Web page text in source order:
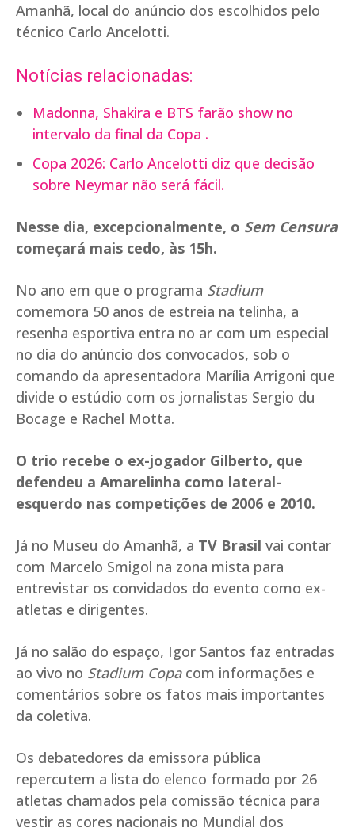
Amanhã, local do anúncio dos escolhidos pelo
técnico Carlo Ancelotti.
Notícias relacionadas:
Madonna, Shakira e BTS farão show no
intervalo da final da Copa .
Copa 2026: Carlo Ancelotti diz que decisão
sobre Neymar não será fácil.
Nesse dia, excepcionalmente, o Sem Censura
começará mais cedo, às 15h.
No ano em que o programa Stadium
comemora 50 anos de estreia na telinha, a
resenha esportiva entra no ar com um especial
no dia do anúncio dos convocados, sob o
comando da apresentadora Marília Arrigoni que
divide o estúdio com os jornalistas Sergio du
Bocage e Rachel Motta.
O trio recebe o ex-jogador Gilberto, que
defendeu a Amarelinha como lateral-
esquerdo nas competições de 2006 e 2010.
Já no Museu do Amanhã, a TV Brasil vai contar
com Marcelo Smigol na zona mista para
entrevistar os convidados do evento como ex-
atletas e dirigentes.
Já no salão do espaço, Igor Santos faz entradas
ao vivo no Stadium Copacom informações e
comentários sobre os fatos mais importantes
da coletiva.
Os debatedores da emissora pública
repercutem a lista do elenco formado por 26
atletas chamados pela comissão técnica para
vestir as cores nacionais no Mundial dos